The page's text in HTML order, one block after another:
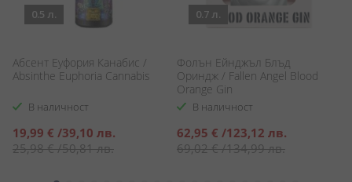
0.5 л.
Абсент Еуфория Канабис /
Absinthe Euphoria Cannabis
В наличност
Специална
цена
19,99 € /39,10 лв.
25,98 €/50,81 лв.
0.7 л.
Фолън Ейнджъл Блъд
Ориндж / Fallen Angel Blood
Orange Gin
В наличност
Специална
цена
62,95 € /123,12 лв.
69,02 €/134,99 лв.